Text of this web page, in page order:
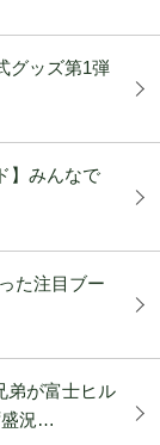
グッズ第1弾
】みんなで
た注目ブー
弟が富士ヒル
況…